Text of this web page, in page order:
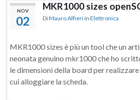
NOV
02
MKR1000 sizes
DiMauro Alfieri in Elettronica
MKR1000 sizes è più un tool che un
neonata genuino mkr1000 che ho
le dimensioni della board per
cui alloggiare la scheda.